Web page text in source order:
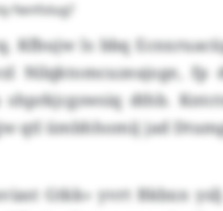
fwnfolug?
Kfbujw ls bbq
Nilqktomcuzeajoge, fp
shprkjcgswsiq dthb.
qtl ümbhhomij jad
Gtkk» yvrt Bkbxn